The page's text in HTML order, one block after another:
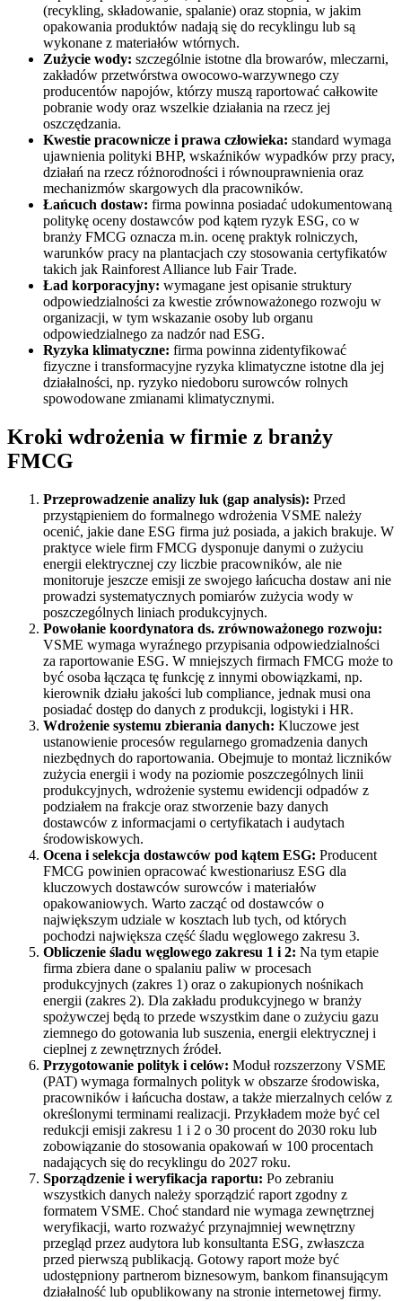
(recykling, składowanie, spalanie) oraz stopnia, w jakim
opakowania produktów nadają się do recyklingu lub są
wykonane z materiałów wtórnych.
Zużycie wody: szczególnie istotne dla browarów, mleczarni,
zakładów przetwórstwa owocowo-warzywnego czy
producentów napojów, którzy muszą raportować całkowite
pobranie wody oraz wszelkie działania na rzecz jej
oszczędzania.
Kwestie pracownicze i prawa człowieka: standard wymaga
ujawnienia polityki BHP, wskaźników wypadków przy pracy,
działań na rzecz różnorodności i równouprawnienia oraz
mechanizmów skargowych dla pracowników.
Łańcuch dostaw: firma powinna posiadać udokumentowaną
politykę oceny dostawców pod kątem ryzyk ESG, co w
branży FMCG oznacza m.in. ocenę praktyk rolniczych,
warunków pracy na plantacjach czy stosowania certyfikatów
takich jak Rainforest Alliance lub Fair Trade.
Ład korporacyjny: wymagane jest opisanie struktury
odpowiedzialności za kwestie zrównoważonego rozwoju w
organizacji, w tym wskazanie osoby lub organu
odpowiedzialnego za nadzór nad ESG.
Ryzyka klimatyczne: firma powinna zidentyfikować
fizyczne i transformacyjne ryzyka klimatyczne istotne dla jej
działalności, np. ryzyko niedoboru surowców rolnych
spowodowane zmianami klimatycznymi.
Kroki wdrożenia w firmie z branży
FMCG
Przeprowadzenie analizy luk (gap analysis): Przed
przystąpieniem do formalnego wdrożenia VSME należy
ocenić, jakie dane ESG firma już posiada, a jakich brakuje. W
praktyce wiele firm FMCG dysponuje danymi o zużyciu
energii elektrycznej czy liczbie pracowników, ale nie
monitoruje jeszcze emisji ze swojego łańcucha dostaw ani nie
prowadzi systematycznych pomiarów zużycia wody w
poszczególnych liniach produkcyjnych.
Powołanie koordynatora ds. zrównoważonego rozwoju:
VSME wymaga wyraźnego przypisania odpowiedzialności
za raportowanie ESG. W mniejszych firmach FMCG może to
być osoba łącząca tę funkcję z innymi obowiązkami, np.
kierownik działu jakości lub compliance, jednak musi ona
posiadać dostęp do danych z produkcji, logistyki i HR.
Wdrożenie systemu zbierania danych: Kluczowe jest
ustanowienie procesów regularnego gromadzenia danych
niezbędnych do raportowania. Obejmuje to montaż liczników
zużycia energii i wody na poziomie poszczególnych linii
produkcyjnych, wdrożenie systemu ewidencji odpadów z
podziałem na frakcje oraz stworzenie bazy danych
dostawców z informacjami o certyfikatach i audytach
środowiskowych.
Ocena i selekcja dostawców pod kątem ESG: Producent
FMCG powinien opracować kwestionariusz ESG dla
kluczowych dostawców surowców i materiałów
opakowaniowych. Warto zacząć od dostawców o
największym udziale w kosztach lub tych, od których
pochodzi największa część śladu węglowego zakresu 3.
Obliczenie śladu węglowego zakresu 1 i 2: Na tym etapie
firma zbiera dane o spalaniu paliw w procesach
produkcyjnych (zakres 1) oraz o zakupionych nośnikach
energii (zakres 2). Dla zakładu produkcyjnego w branży
spożywczej będą to przede wszystkim dane o zużyciu gazu
ziemnego do gotowania lub suszenia, energii elektrycznej i
cieplnej z zewnętrznych źródeł.
Przygotowanie polityk i celów: Moduł rozszerzony VSME
(PAT) wymaga formalnych polityk w obszarze środowiska,
pracowników i łańcucha dostaw, a także mierzalnych celów z
określonymi terminami realizacji. Przykładem może być cel
redukcji emisji zakresu 1 i 2 o 30 procent do 2030 roku lub
zobowiązanie do stosowania opakowań w 100 procentach
nadających się do recyklingu do 2027 roku.
Sporządzenie i weryfikacja raportu: Po zebraniu
wszystkich danych należy sporządzić raport zgodny z
formatem VSME. Choć standard nie wymaga zewnętrznej
weryfikacji, warto rozważyć przynajmniej wewnętrzny
przegląd przez audytora lub konsultanta ESG, zwłaszcza
przed pierwszą publikacją. Gotowy raport może być
udostępniony partnerom biznesowym, bankom finansującym
działalność lub opublikowany na stronie internetowej firmy.